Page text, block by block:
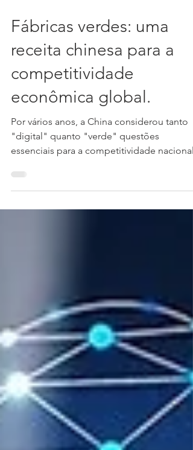
Fábricas verdes: uma
receita chinesa para a
competitividade
econômica global.
Por vários anos, a China considerou tanto
"digital" quanto "verde" questões
essenciais para a competitividade nacional